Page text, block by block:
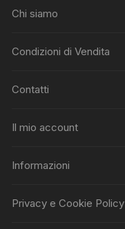
Chi siamo
Condizioni di Vendita
Contatti
Il mio account
Informazioni
Privacy e Cookie Policy